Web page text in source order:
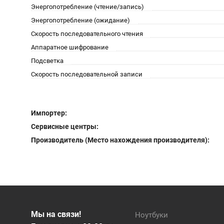
Энергопотребление (чтение/запись)
Энергопотребление (ожидание)
Скорость последовательного чтения
Аппаратное шифрование
Подсветка
Скорость последовательной записи
Импортер:
Сервисные центры:
Производитель (Место нахождения производителя):
Мы на связи!
Ноутбуки